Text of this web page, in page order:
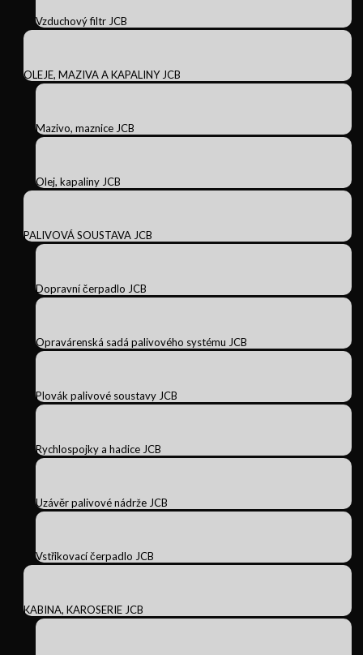
Vzduchový filtr JCB
OLEJE, MAZIVA A KAPALINY JCB
Mazivo, maznice JCB
Olej, kapaliny JCB
PALIVOVÁ SOUSTAVA JCB
Dopravní čerpadlo JCB
Opravárenská sadá palivového systému JCB
Plovák palivové soustavy JCB
Rychlospojky a hadice JCB
Uzávěr palivové nádrže JCB
Vstřikovací čerpadlo JCB
KABINA, KAROSERIE JCB